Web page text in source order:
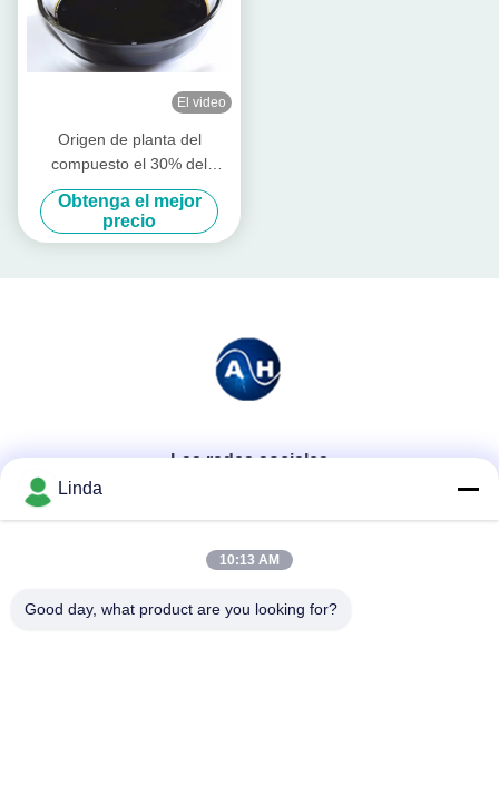
El video
Origen de planta del
compuesto el 30% del
fertilizante orgánico del
aminoácido libre de la
verdura
Obtenga el mejor
precio
Las redes sociales
Contacto rápido
Teléfono
Linda
10:13 AM
Good day, what product are you looking for?